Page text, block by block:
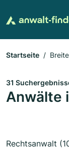
Startseite
31
Anwälte
Rechtsanwalt